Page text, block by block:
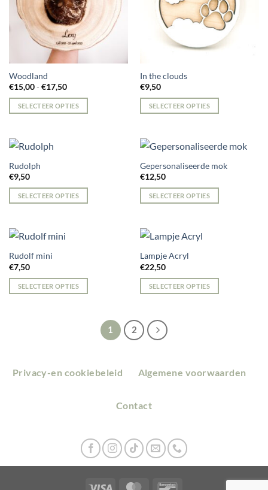
gekozen
worden
productpagina
Woodland
€15,00 - €17,50Prijsklasse:
tot
€17,50
SELECTEER OPTIES
heeft
variaties.
Deze
optie
worden
de
productpagina
In the clouds
€9,50
SELECTEER OPTIES
Rudolph
€9,50
SELECTEER OPTIES
Gepersonaliseerde mok
€12,50
SELECTEER OPTIES
Rudolf mini
€7,50
SELECTEER OPTIES
Lampje Acryl
€22,50
SELECTEER OPTIES
1 2
Privacy-en cookiebeleid Algemene voorwaarden
Contact